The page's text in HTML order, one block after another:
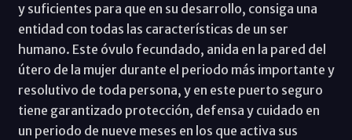
y suficientes para que en su desarrollo, consiga una
entidad con todas las características de un ser
humano. Este óvulo fecundado, anida en la pared del
útero de la mujer durante el periodo más importante y
resolutivo de toda persona, y en este puerto seguro
tiene garantizado protección, defensa y cuidado en
un periodo de nueve meses en los que activa sus